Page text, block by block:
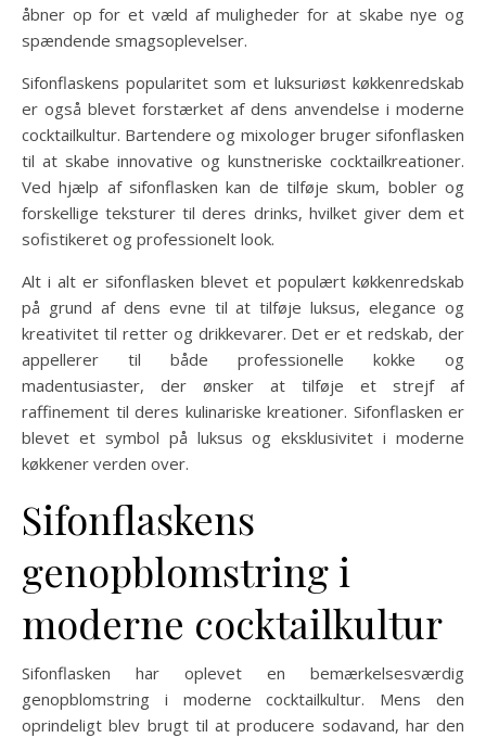
åbner op for et væld af muligheder for at skabe nye og
spændende smagsoplevelser.
Sifonflaskens popularitet som et luksuriøst køkkenredskab
er også blevet forstærket af dens anvendelse i moderne
cocktailkultur. Bartendere og mixologer bruger sifonflasken
til at skabe innovative og kunstneriske cocktailkreationer.
Ved hjælp af sifonflasken kan de tilføje skum, bobler og
forskellige teksturer til deres drinks, hvilket giver dem et
sofistikeret og professionelt look.
Alt i alt er sifonflasken blevet et populært køkkenredskab
på grund af dens evne til at tilføje luksus, elegance og
kreativitet til retter og drikkevarer. Det er et redskab, der
appellerer til både professionelle kokke og
madentusiaster, der ønsker at tilføje et strejf af
raffinement til deres kulinariske kreationer. Sifonflasken er
blevet et symbol på luksus og eksklusivitet i moderne
køkkener verden over.
Sifonflaskens
genopblomstring i
moderne cocktailkultur
Sifonflasken har oplevet en bemærkelsesværdig
genopblomstring i moderne cocktailkultur. Mens den
oprindeligt blev brugt til at producere sodavand, har den